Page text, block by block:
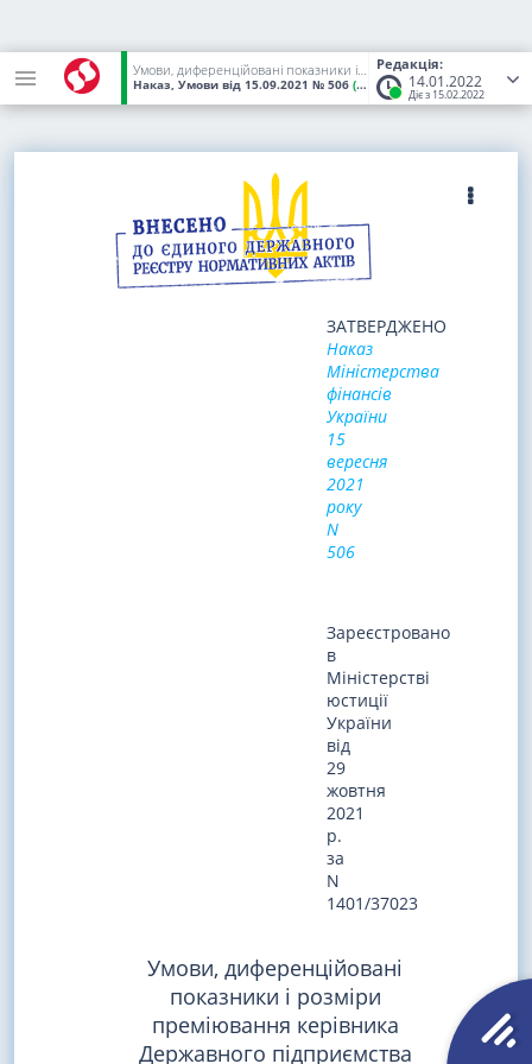
Редакція:
14.01.2022
Діє з 15.02.2022
Умови, диференційовані показники і розміри преміювання керівника Державного підприємства "Експлуатаційно-майнове управління", що належить до сфери управління Державної служби фінансового моніторингу України
Наказ, Умови від 15.09.2021 № 506 (Статус: Чинний)
ЗАТВЕРДЖЕНО
Наказ
Міністерства
фінансів
України
15
вересня
2021
року
N
506
Зареєстровано
в
Міністерстві
юстиції
України
від
29
жовтня
2021
р.
за
N
1401/37023
Умови, диференційовані
показники і розміри
преміювання керівника
Державного підприємства